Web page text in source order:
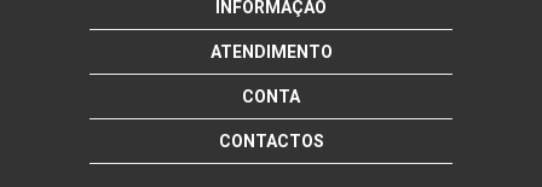
INFORMAÇÃO
ATENDIMENTO
CONTA
CONTACTOS